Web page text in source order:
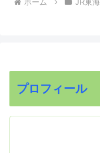
ホーム JR東海
プロフィール